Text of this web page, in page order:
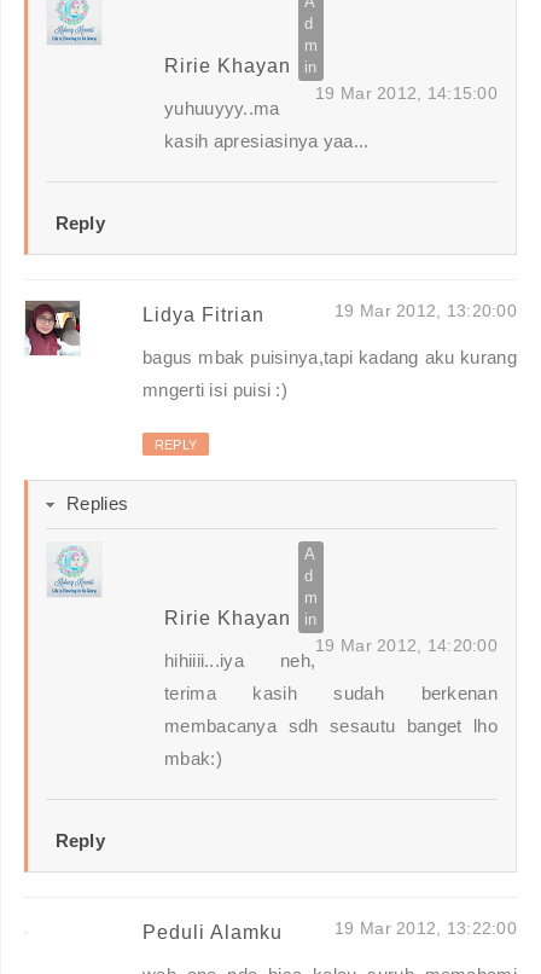
Ririe Khayan
19 Mar 2012, 14:15:00
yuhuuyyy..ma
kasih apresiasinya yaa...
Reply
Lidya Fitrian 19 Mar 2012, 13:20:00
bagus mbak puisinya,tapi kadang aku kurang
mngerti isi puisi :)
REPLY
Replies
Ririe Khayan
19 Mar 2012, 14:20:00
hihiiii...iya neh,
terima kasih sudah berkenan
membacanya sdh sesautu banget lho
mbak:)
Reply
Peduli Alamku 19 Mar 2012, 13:22:00